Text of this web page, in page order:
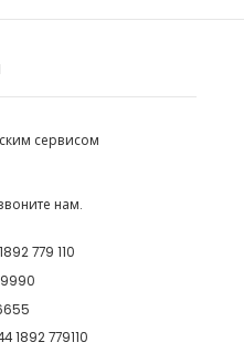
сервисом
нам.
779 110
1892 779110